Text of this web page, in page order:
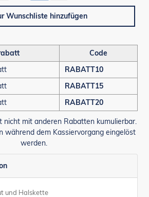
Wunschliste hinzufügen
Code
RABATT10
RABATT15
RABATT20
nicht mit anderen Rabatten kumulierbar.
während dem Kassiervorgang eingelöst
werden.
und Halskette